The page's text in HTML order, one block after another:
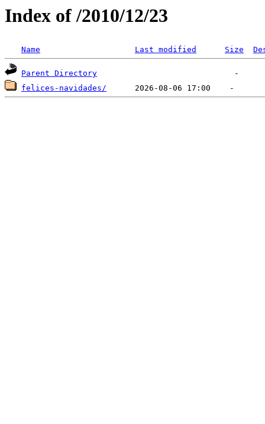
Index of /2010/12/23
Name Last modified Size
Parent Directory
felices-navidades/